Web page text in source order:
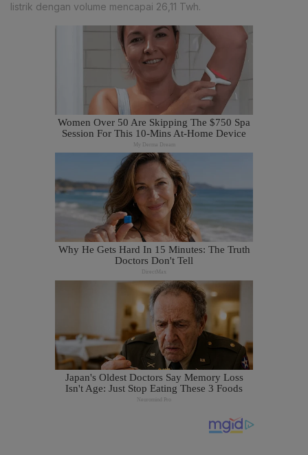
listrik dengan volume mencapai 26,11 Twh.